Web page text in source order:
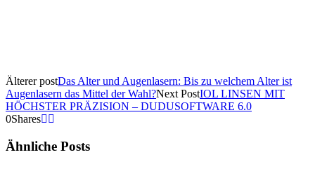
Älterer postDas Alter und Augenlasern: Bis zu welchem Alter ist
Augenlasern das Mittel der Wahl?Next PostIOL LINSEN MIT
HÖCHSTER PRÄZISION – DUDUSOFTWARE 6.0
0Shares
Ähnliche Posts